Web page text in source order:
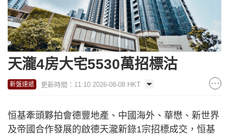
天瀧4房大宅5530萬招標沽
新盤速遞 更新時間：11:10 2026-08-08 HKT
恒基牽頭夥拍會德豐地產、中國海外、華懋、新世界
及帝國合作發展的啟德天瀧新錄1宗招標成交，恒基